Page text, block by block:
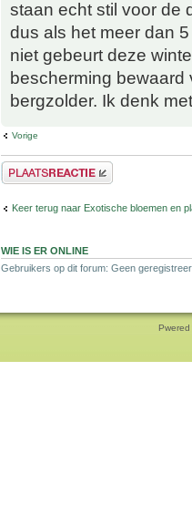
staan echt stil voor de
dus als het meer dan
niet gebeurt deze
bescherming bewaard
bergzolder. Ik denk
Vorige
Plaats een reactie
Keer terug naar Exotische bloemen en
WIE IS ER ONLINE
Gebruikers op dit forum: Geen